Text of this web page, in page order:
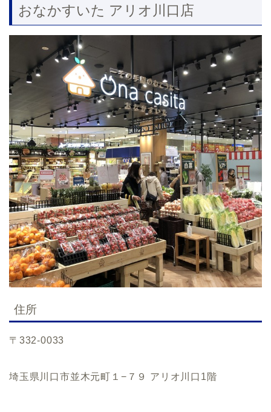
おなかすいた アリオ川口店
住所
〒332-0033
埼玉県川口市並木元町１−７９ アリオ川口1階